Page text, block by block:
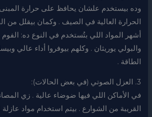
وده بيستخدم علشان يحافظ على حرارة
الحرارة العالية في الصيف . وكمان بيقلل من
أشهر المواد اللي بتُستخدم في النوع ده:
والبولي يوريثان . وكلهم بيوفروا أداء عالي
الطاقة .
3. العزل الصوتي (في بعض الحالات):
في الأماكن اللي فيها ضوضاء عالية . زي
القريبة من الشوارع . بيتم استخدام مواد